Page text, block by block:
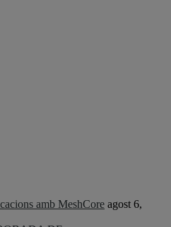
amb MeshCore agost 6,